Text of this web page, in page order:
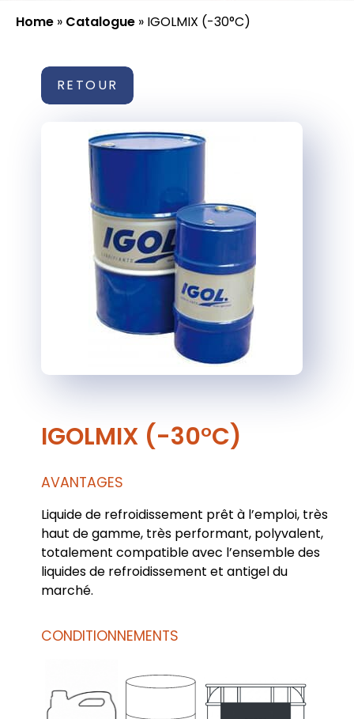
Home » Catalogue » IGOLMIX (-30°C)
RETOUR
IGOLMIX (-30°C)
AVANTAGES
Liquide de refroidissement prêt à l’emploi, très
haut de gamme, très performant, polyvalent,
totalement compatible avec l’ensemble des
liquides de refroidissement et antigel du
marché.
CONDITIONNEMENTS